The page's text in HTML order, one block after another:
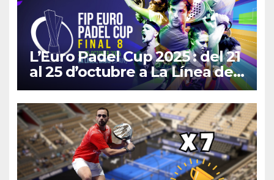
L’Euro Padel Cup 2025 : del 21
al 25 d’octubre a La Línea de
la Concepción